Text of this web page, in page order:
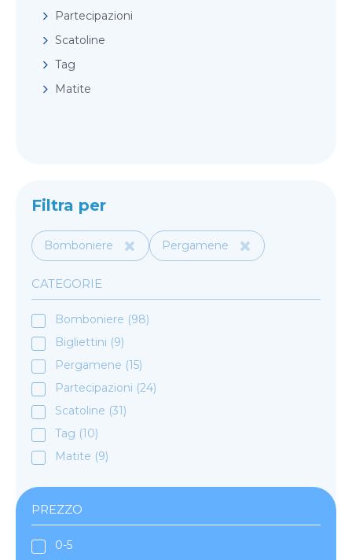
Partecipazioni
Scatoline
Tag
Matite
Filtra per
Bomboniere × Pergamene ×
CATEGORIE
Bomboniere (98)
Bigliettini (9)
Pergamene (15)
Partecipazioni (24)
Scatoline (31)
Tag (10)
Matite (9)
PREZZO
0-5